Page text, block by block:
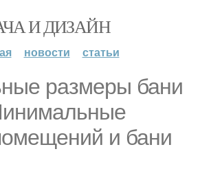
И ДИЗАЙН
новости статьи
размеры бани
и бани